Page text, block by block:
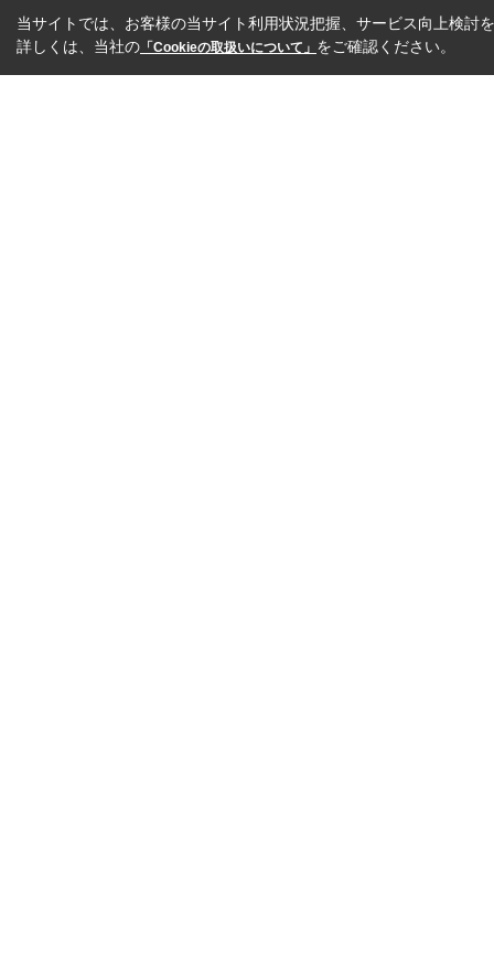
当サイトでは、お客様の当サイト利用状況把握、サービス向上検討
詳しくは、当社の 「Cookieの取扱いについて」 をご確認ください。